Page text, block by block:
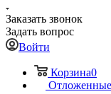
Заказать звонок
Задать вопрос
Войти
Корзина0
Отложенные